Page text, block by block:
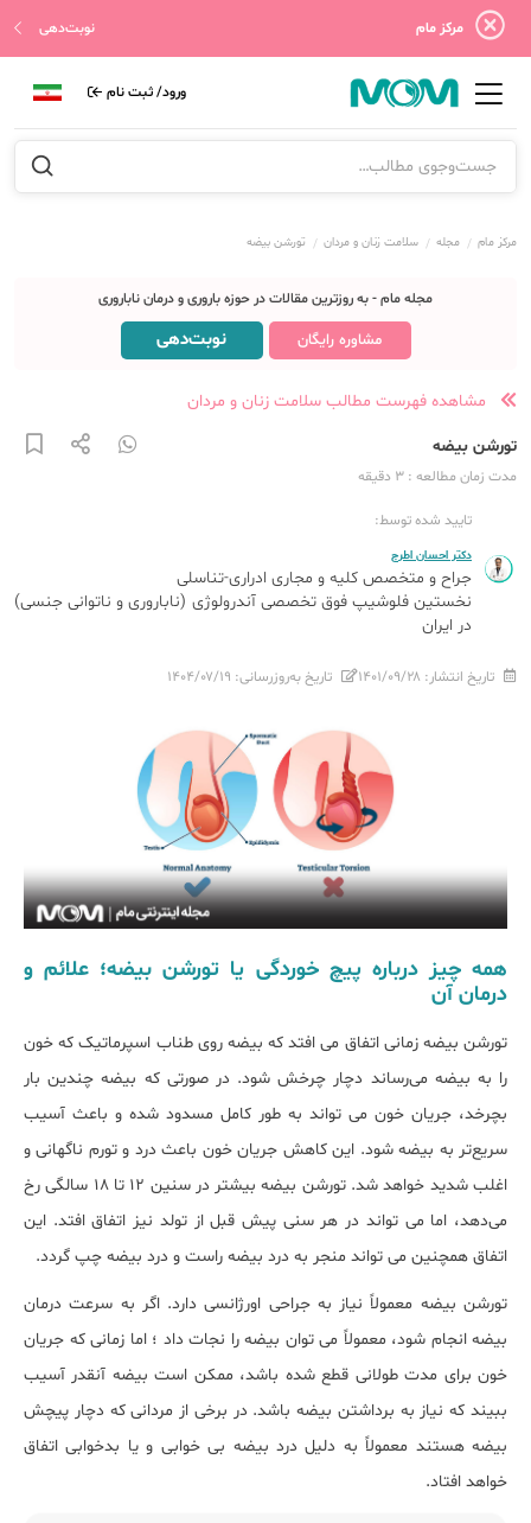
مرکز مام نوبت‌دهی
ورود/ ثبت نام
مرکز مام مجله سلامت زنان و مردان تورشن بیضه
مجله مام - به روزترین مقالات در حوزه باروری و درمان ناباروری
مشاوره رایگان نوبت‌دهی
مشاهده فهرست مطالب سلامت زنان و مردان
تورشن بیضه
مدت زمان مطالعه : 3 دقیقه
تایید شده توسط:
دکتر احسان اطرج
جراح و متخصص کلیه و مجاری ادراری-تناسلی
نخستین فلوشیپ فوق تخصصی آندرولوژی (ناباروری و ناتوانی جنسی)
در ایران
تاریخ انتشار: ۱۴۰۱/۰۹/۲۸ تاریخ به‌روزرسانی: ۱۴۰۴/۰۷/۱۹
همه چیز درباره پیچ خوردگی یا تورشن بیضه؛ علائم و
درمان آن
تورشن بیضه زمانی اتفاق می افتد که بیضه روی طناب اسپرماتیک که خون
را به بیضه می‌رساند دچار چرخش شود. در صورتی که بیضه چندین بار
بچرخد، جریان خون می تواند به طور کامل مسدود شده و باعث آسیب
سریع‌تر به بیضه شود. این کاهش جریان خون باعث درد و تورم ناگهانی و
اغلب شدید خواهد شد. تورشن بیضه بیشتر در سنین 12 تا 18 سالگی رخ
می‌دهد، اما می تواند در هر سنی پیش قبل از تولد نیز اتفاق افتد. این
اتفاق همچنین می تواند منجر به درد بیضه راست و درد بیضه چپ گردد.
تورشن بیضه معمولاً نیاز به جراحی اورژانسی دارد. اگر به سرعت درمان
بیضه انجام شود، معمولاً می توان بیضه را نجات داد ؛ اما زمانی که جریان
خون برای مدت طولانی قطع شده باشد، ممکن است بیضه آنقدر آسیب
ببیند که نیاز به برداشتن بیضه باشد. در برخی از مردانی که دچار پیچش
بیضه هستند معمولاً به دلیل درد بیضه بی خوابی و یا بدخوابی اتفاق
خواهد افتاد.